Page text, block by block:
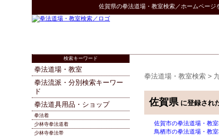
佐賀県の拳法道場・教室検索／ホームページ
拳法道場・教室検索 >
佐賀県 に登録され
佐賀市の拳法道場・教
鳥栖市の拳法道場・教
検索キーワード
拳法道場・教室
拳法流派・分別検索キーワー
ド
拳法道具用品・ショップ
拳法着
少林寺拳法道着
少林寺拳法帯